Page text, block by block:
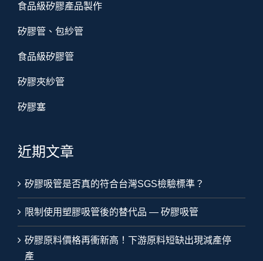
食品級矽膠產品製作
矽膠管、包紗管
食品級矽膠管
矽膠夾紗管
矽膠塞
近期文章
矽膠吸管是否真的符合台灣SGS檢驗標準？
限制使用塑膠吸管後的替代品 — 矽膠吸管
矽膠原料價格再衝新高！下游原料短缺出現減產停
產